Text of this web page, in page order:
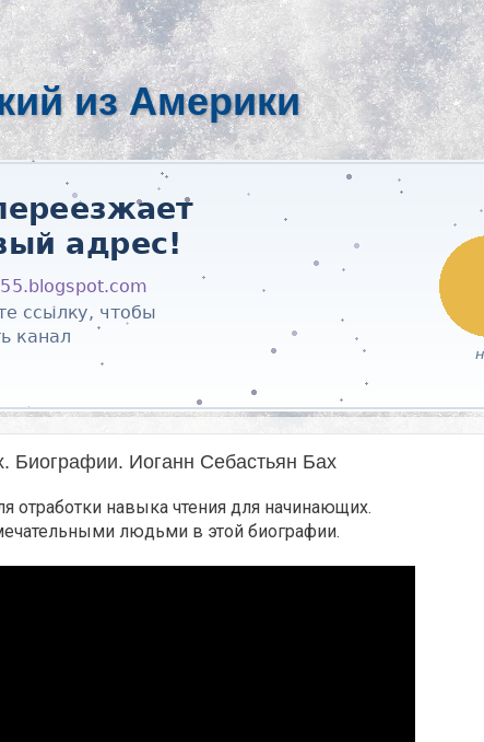
из Америки
Биографии. Иоганн Себастьян Бах
отработки навыка чтения для начинающих.
людьми в этой биографии.